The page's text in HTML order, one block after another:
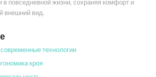
в повседневной жизни, сохраняя комфорт и
внешний вид.
технологии
кроя